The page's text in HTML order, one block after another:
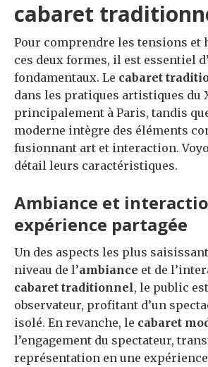
cabaret
Pour comprendre les tensions et
ces deux formes, il est essentiel
fondamentaux. Le cabaret
dans les pratiques artistiques du
principalement à Paris, tandis
moderne intègre des éléments
fusionnant art et interaction.
détail leurs caractéristiques.
Ambiance et
expérience partagée
Un des aspects les plus
niveau de l’ambiance et de
cabaret traditionnel, le public
observateur, profitant d’un
isolé. En revanche, le cabaret
l’engagement du spectateur,
représentation en une